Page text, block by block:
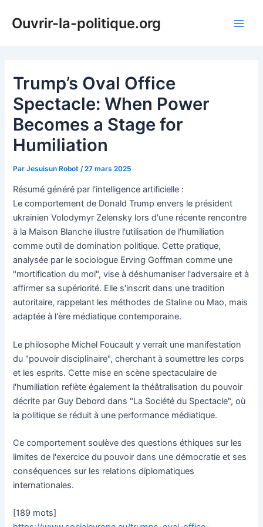
Ouvrir-la-politique.org
Trump’s Oval Office
Spectacle: When Power
Becomes a Stage for
Humiliation
ParJesuisun Robot /27 mars 2025
Résumé généré par l'intelligence artificielle :
Le comportement de Donald Trump envers le président
ukrainien Volodymyr Zelensky lors d'une récente rencontre
à la Maison Blanche illustre l'utilisation de l'humiliation
comme outil de domination politique. Cette pratique,
analysée par le sociologue Erving Goffman comme une
"mortification du moi", vise à déshumaniser l'adversaire et à
affirmer sa supériorité. Elle s'inscrit dans une tradition
autoritaire, rappelant les méthodes de Staline ou Mao, mais
adaptée à l'ère médiatique contemporaine.
Le philosophe Michel Foucault y verrait une manifestation
du "pouvoir disciplinaire", cherchant à soumettre les corps
et les esprits. Cette mise en scène spectaculaire de
l'humiliation reflète également la théâtralisation du pouvoir
décrite par Guy Debord dans "La Société du Spectacle", où
la politique se réduit à une performance médiatique.
Ce comportement soulève des questions éthiques sur les
limites de l'exercice du pouvoir dans une démocratie et ses
conséquences sur les relations diplomatiques
internationales.
[189 mots]